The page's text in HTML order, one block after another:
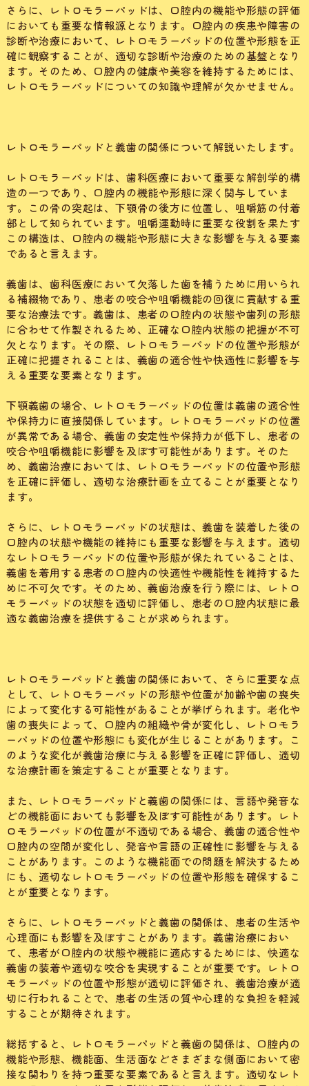
さらに、レトロモラーパッドは、口腔内の機能や形態の評価
においても重要な情報源となります。口腔内の疾患や障害の
診断や治療において、レトロモラーパッドの位置や形態を正
確に観察することが、適切な診断や治療のための基盤となり
ます。そのため、口腔内の健康や美容を維持するためには、
レトロモラーパッドについての知識や理解が欠かせません。
レトロモラーパッドと義歯の関係について解説いたします。
レトロモラーパッドは、歯科医療において重要な解剖学的構
造の一つであり、口腔内の機能や形態に深く関与していま
す。この骨の突起は、下顎骨の後方に位置し、咀嚼筋の付着
部として知られています。咀嚼運動時に重要な役割を果たす
この構造は、口腔内の機能や形態に大きな影響を与える要素
であると言えます。
義歯は、歯科医療において欠落した歯を補うために用いられ
る補綴物であり、患者の咬合や咀嚼機能の回復に貢献する重
要な治療法です。義歯は、患者の口腔内の状態や歯列の形態
に合わせて作製されるため、正確な口腔内状態の把握が不可
欠となります。その際、レトロモラーパッドの位置や形態が
正確に把握されることは、義歯の適合性や快適性に影響を与
える重要な要素となります。
下顎義歯の場合、レトロモラーパッドの位置は義歯の適合性
や保持力に直接関係しています。レトロモラーパッドの位置
が異常である場合、義歯の安定性や保持力が低下し、患者の
咬合や咀嚼機能に影響を及ぼす可能性があります。そのた
め、義歯治療においては、レトロモラーパッドの位置や形態
を正確に評価し、適切な治療計画を立てることが重要となり
ます。
さらに、レトロモラーパッドの状態は、義歯を装着した後の
口腔内の状態や機能の維持にも重要な影響を与えます。適切
なレトロモラーパッドの位置や形態が保たれていることは、
義歯を着用する患者の口腔内の快適性や機能性を維持するた
めに不可欠です。そのため、義歯治療を行う際には、レトロ
モラーパッドの状態を適切に評価し、患者の口腔内状態に最
適な義歯治療を提供することが求められます。
レトロモラーパッドと義歯の関係において、さらに重要な点
として、レトロモラーパッドの形態や位置が加齢や歯の喪失
によって変化する可能性があることが挙げられます。老化や
歯の喪失によって、口腔内の組織や骨が変化し、レトロモラ
ーパッドの位置や形態にも変化が生じることがあります。こ
のような変化が義歯治療に与える影響を正確に評価し、適切
な治療計画を策定することが重要となります。
また、レトロモラーパッドと義歯の関係には、言語や発音な
どの機能面においても影響を及ぼす可能性があります。レト
ロモラーパッドの位置が不適切である場合、義歯の適合性や
口腔内の空間が変化し、発音や言語の正確性に影響を与える
ことがあります。このような機能面での問題を解決するため
にも、適切なレトロモラーパッドの位置や形態を確保するこ
とが重要となります。
さらに、レトロモラーパッドと義歯の関係は、患者の生活や
心理面にも影響を及ぼすことがあります。義歯治療におい
て、患者が口腔内の状態や機能に適応するためには、快適な
義歯の装着や適切な咬合を実現することが重要です。レトロ
モラーパッドの位置や形態が適切に評価され、義歯治療が適
切に行われることで、患者の生活の質や心理的な負担を軽減
することが期待されます。
総括すると、レトロモラーパッドと義歯の関係は、口腔内の
機能や形態、機能面、生活面などさまざまな側面において密
接な関わりを持つ重要な要素であると言えます。適切なレト